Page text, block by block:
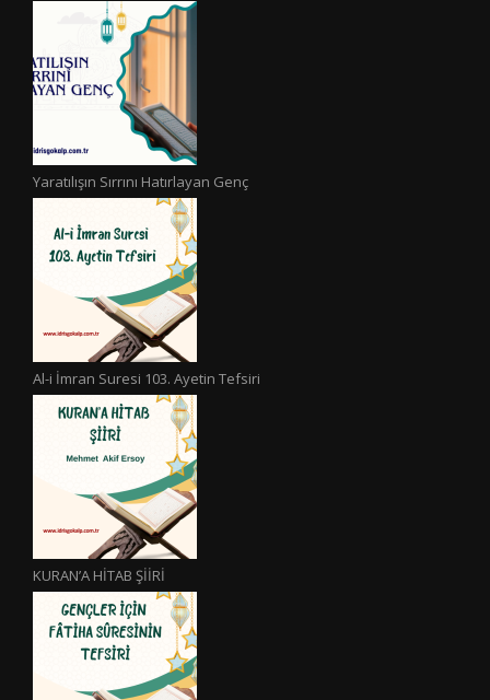
Yaratılışın Sırrını Hatırlayan Genç
Al-i İmran Suresi 103. Ayetin Tefsiri
KURAN’A HİTAB ŞİİRİ